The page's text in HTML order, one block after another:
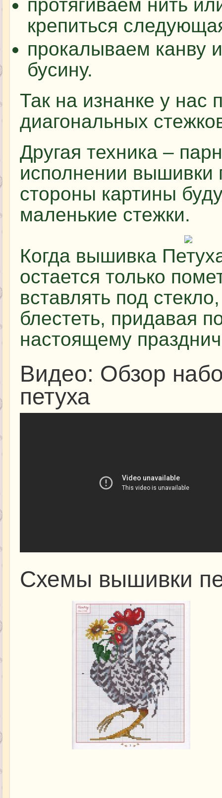
протягиваем нить
крепиться
прокалываем канву
бусину.
Так на изнанке у нас
диагональных
Другая техника –
исполнении вышивки
стороны картины
маленькие стежки.
Когда вышивка
остается только
вставлять под
блестеть, придавая
настоящему
Видео: Обзор
петуха
Схемы вышивки